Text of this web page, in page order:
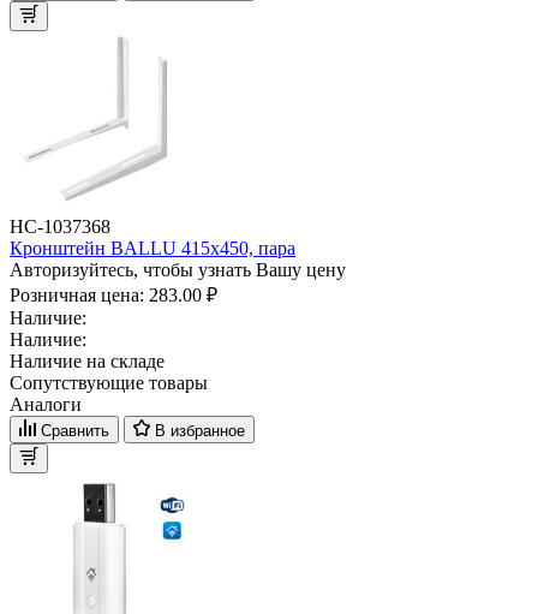
НС-1037368
Кронштейн BALLU 415х450, пара
Авторизуйтесь, чтобы узнать Вашу цену
Розничная цена: 283.00 ₽
Наличие:
Наличие:
Наличие на складе
Сопутствующие товары
Аналоги
Сравнить В избранное